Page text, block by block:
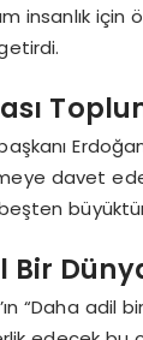
insanlık
davet
Bir
“Daha adil